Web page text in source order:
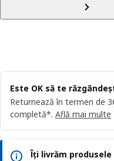
Este OK să te
Returnează în termen de
completă*. Află mai multe
Îți livrăm produsele